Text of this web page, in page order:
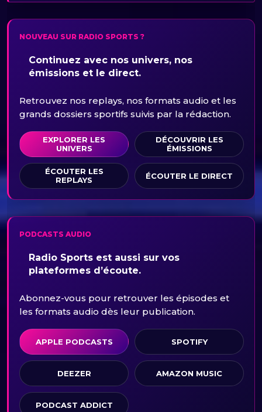
NOUVEAU SUR RADIO SPORTS ?
Continuez avec nos univers, nos
émissions et le direct.
Retrouvez nos replays, nos formats audio et les
grands dossiers sportifs suivis par la rédaction.
EXPLORER LES
UNIVERS
DÉCOUVRIR LES
ÉMISSIONS
ÉCOUTER LES
REPLAYS
ÉCOUTER LE DIRECT
PODCASTS AUDIO
Radio Sports est aussi sur vos
plateformes d’écoute.
Abonnez-vous pour retrouver les épisodes et
les formats audio dès leur publication.
APPLE PODCASTS SPOTIFY
DEEZER AMAZON MUSIC
PODCAST ADDICT